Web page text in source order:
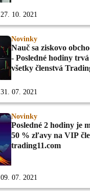
27. 10. 2021
Novinky
Nauč sa ziskovo
- Posledné hodiny
všetky členstvá
31. 07. 2021
Novinky
Posledné 2 hodiny je
50 % zľavy na VIP
trading11.com
09. 07. 2021